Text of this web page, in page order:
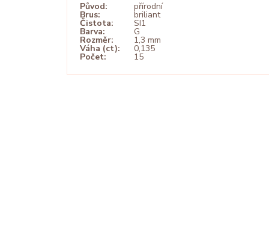
Původ:
přírodní
Brus: briliant
Čistota: SI1
Barva: G
Rozměr: 1,3 mm
Váha (ct): 0,135
Počet: 15